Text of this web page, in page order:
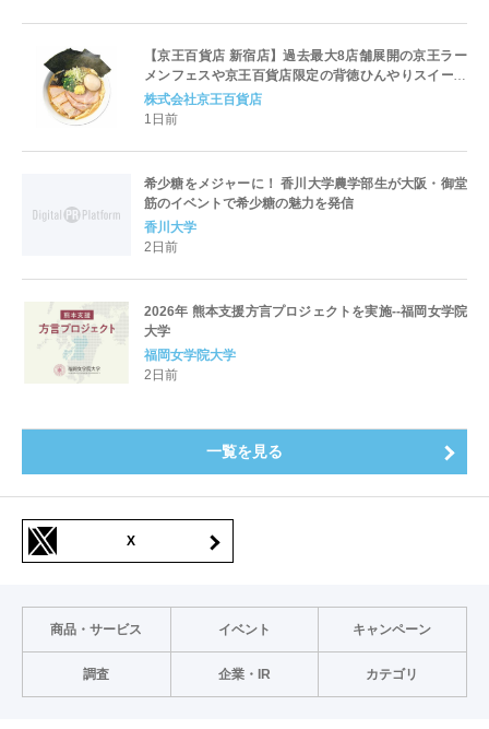
【京王百貨店 新宿店】過去最大8店舗展開の京王ラー
メンフェスや京王百貨店限定の背徳ひんやりスイーツ
など、実演グルメが充実 過去最長21日間、計90店舗
出店の 「大北海道展」
株式会社京王百貨店
1日前
希少糖をメジャーに！ 香川大学農学部生が大阪・御堂
筋のイベントで希少糖の魅力を発信
香川大学
2日前
2026年 熊本支援方言プロジェクトを実施--福岡女学院
大学
福岡女学院大学
2日前
一覧を見る
X
商品・サービス イベント キャンペーン
調査 企業・IR カテゴリ